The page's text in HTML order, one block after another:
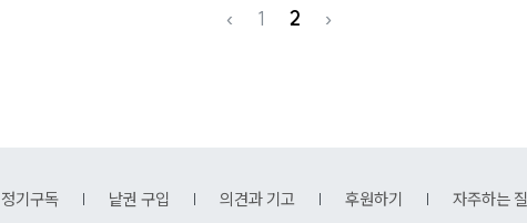
‹ 1 2 ›
정기구독 낱권 구입 의견과 기고 후원하기 자주하는